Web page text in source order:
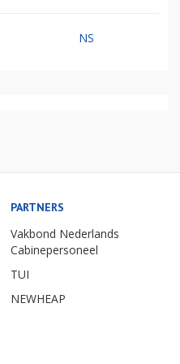
NS
PARTNERS
Vakbond Nederlands
Cabinepersoneel
TUI
NEWHEAP